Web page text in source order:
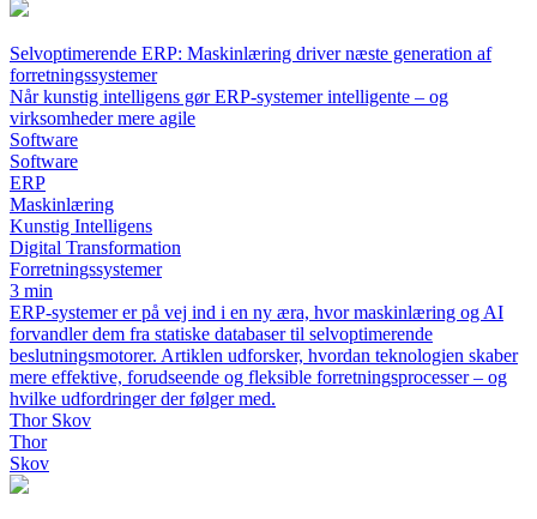
Selvoptimerende ERP: Maskinlæring driver næste generation af
forretningssystemer
Når kunstig intelligens gør ERP-systemer intelligente – og
virksomheder mere agile
Software
Software
ERP
Maskinlæring
Kunstig Intelligens
Digital Transformation
Forretningssystemer
3 min
ERP-systemer er på vej ind i en ny æra, hvor maskinlæring og AI
forvandler dem fra statiske databaser til selvoptimerende
beslutningsmotorer. Artiklen udforsker, hvordan teknologien skaber
mere effektive, forudseende og fleksible forretningsprocesser – og
hvilke udfordringer der følger med.
Thor Skov
Thor
Skov